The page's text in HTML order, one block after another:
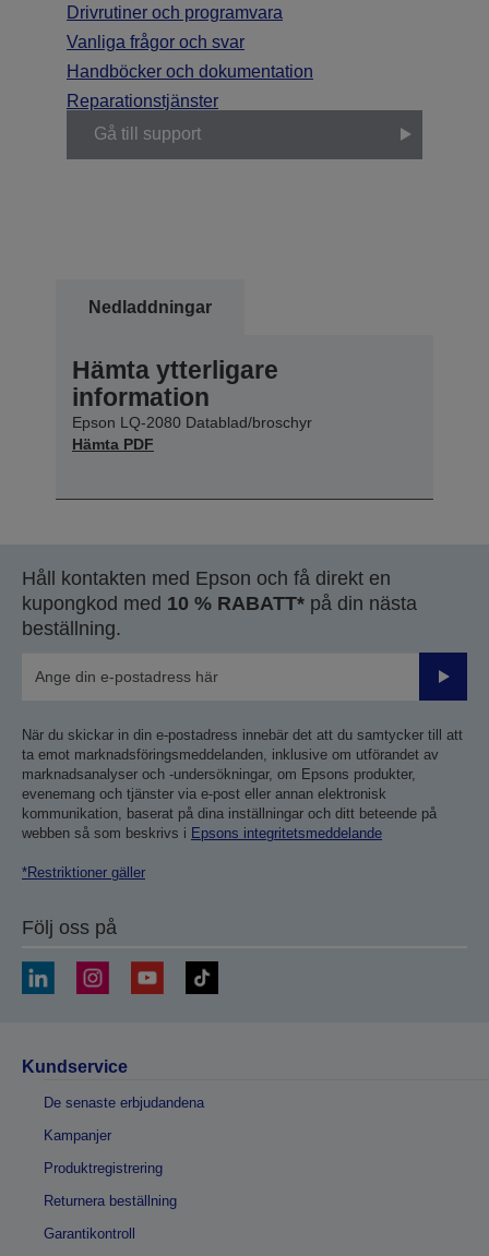
Drivrutiner och programvara
Vanliga frågor och svar
Handböcker och dokumentation
Reparationstjänster
Gå till support
Nedladdningar
Hämta ytterligare
information
Epson LQ-2080 Datablad/broschyr
Hämta PDF
Håll kontakten med Epson och få direkt en
kupongkod med 10 % RABATT* på din nästa
beställning.
Skicka
När du skickar in din e-postadress innebär det att du samtycker till att
ta emot marknadsföringsmeddelanden, inklusive om utförandet av
marknadsanalyser och -undersökningar, om Epsons produkter,
evenemang och tjänster via e-post eller annan elektronisk
kommunikation, baserat på dina inställningar och ditt beteende på
webben så som beskrivs i Epsons integritetsmeddelande
*Restriktioner gäller
Följ oss på
Kundservice
De senaste erbjudandena
Kampanjer
Produktregistrering
Returnera beställning
Garantikontroll